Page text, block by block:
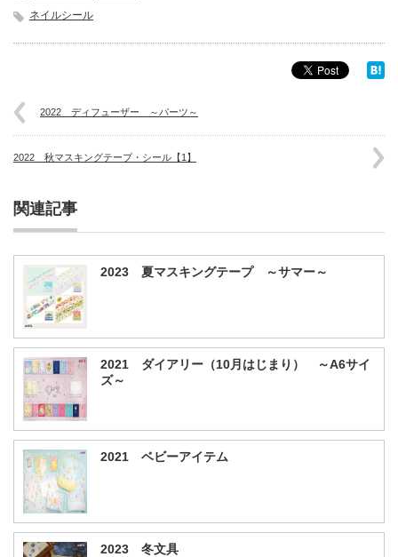
ネイルシール
2022 ディフューザー ～パーツ～
2022 秋マスキングテープ・シール【1】
関連記事
2023 夏マスキングテープ ～サマー～
2021 ダイアリー（10月はじまり） ～A6サイ
ズ～
2021 ベビーアイテム
2023 冬文具